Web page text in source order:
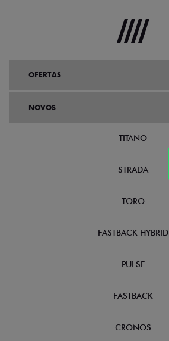
OFERTAS
NOVOS
TITANO
STRADA
TORO
FASTBACK HYBRID
PULSE
FASTBACK
CRONOS